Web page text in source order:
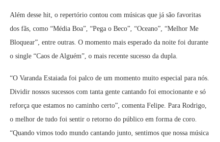
Além desse hit, o repertório contou com músicas que já são favoritas
dos fãs, como “Média Boa”, “Pega o Beco”, “Oceano”, “Melhor Me
Bloquear”, entre outras. O momento mais esperado da noite foi durante
o single “Caos de Alguém”, o mais recente sucesso da dupla.
“O Varanda Estaiada foi palco de um momento muito especial para nós.
Dividir nossos sucessos com tanta gente cantando foi emocionante e só
reforça que estamos no caminho certo”, comenta Felipe. Para Rodrigo,
o melhor de tudo foi sentir o retorno do público em forma de coro.
“Quando vimos todo mundo cantando junto, sentimos que nossa música